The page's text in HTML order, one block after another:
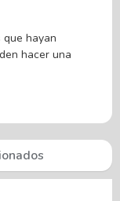
hayan
hacer una